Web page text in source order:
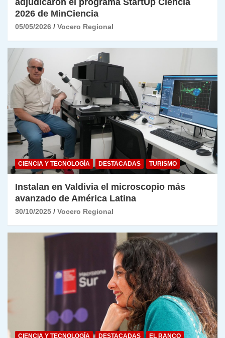
2026 de MinCiencia
05/05/2026 Vocero Regional
CIENCIA Y TECNOLOGÍA DESTACADAS TURISMO
Instalan en Valdivia el microscopio más
avanzado de América Latina
30/10/2025 Vocero Regional
CIENCIA Y TECNOLOGÍA DESTACADAS EL RANCO